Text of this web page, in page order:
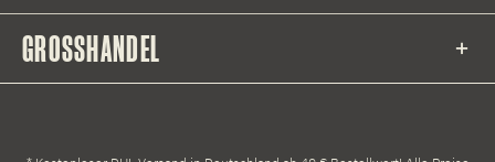
GROSSHANDEL